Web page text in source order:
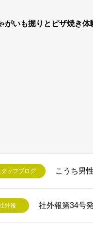
がいも掘りとピザ焼き体
タッフブログ こうち男
外報 社外報第34号発